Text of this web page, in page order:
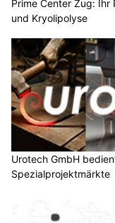
Prime Center Zug:
und Kryolipolyse
Urotech GmbH
Spezialprojektmärkte